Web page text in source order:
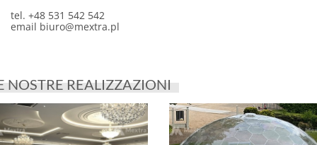
tel. +48 531 542 542
email biuro@mextra.pl
NOSTRE REALIZZAZIONI